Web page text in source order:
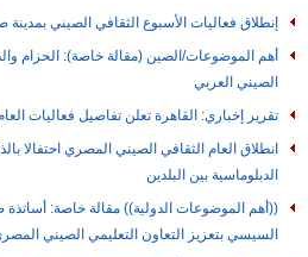
إنطلاق فعاليات الأسبوع الثقافي الصيني
أهم الموضوعات/الصين (مقالة خاصة): الحزام
الصيني العربي
تقرير إخباري: القاهرة تعلن تفاصيل فعاليات
الدبلوماسية بين البلدين
((أهم الموضوعات الدولية)) مقالة خاصة:
السيسي بتعزيز التعاون التعليمي الصيني